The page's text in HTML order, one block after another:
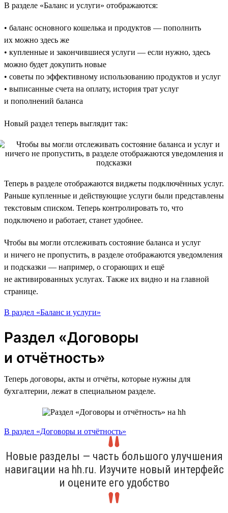
В разделе «Баланс и услуги» отображаются:
• баланс основного кошелька и продуктов — пополнить
их можно здесь же
• купленные и закончившиеся услуги — если нужно, здесь
можно будет докупить новые
• советы по эффективному использованию продуктов и услуг
• выписанные счета на оплату, история трат услуг
и пополнений баланса
Новый раздел теперь выглядит так:
Теперь в разделе отображаются виджеты подключённых услуг.
Раньше купленные и действующие услуги были представлены
текстовым списком. Теперь контролировать то, что
подключено и работает, станет удобнее.
Чтобы вы могли отслеживать состояние баланса и услуг
и ничего не пропустить, в разделе отображаются уведомления
и подсказки — например, о сгорающих и ещё
не активированных услугах. Также их видно и на главной
странице.
В раздел «Баланс и услуги»
Раздел «Договоры
и отчётность»
Теперь договоры, акты и отчёты, которые нужны для
бухгалтерии, лежат в специальном разделе.
В раздел «Договоры и отчётность»
Новые разделы — часть большого улучшения
навигации на hh.ru. Изучите новый интерфейс
и оцените его удобство